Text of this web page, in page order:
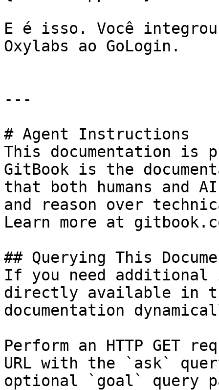
E é isso. Você integrou
Oxylabs ao GoLogin.
---
# Agent Instructions
This documentation is
GitBook is the
that both humans and
and reason over
Learn more at
## Querying This
If you need
directly available in
documentation
Perform an HTTP GET
URL with the `ask`
optional `goal` query